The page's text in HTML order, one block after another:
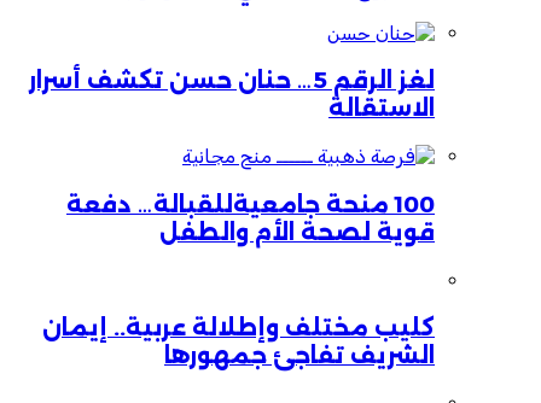
لغز الرقم 5… حنان حسن تكشف أسرار
الاستقالة
100 منحة جامعيةللقبالة… دفعة
قوية لصحة الأم والطفل
كليب مختلف وإطلالة عربية.. إيمان
الشريف تفاجئ جمهورها